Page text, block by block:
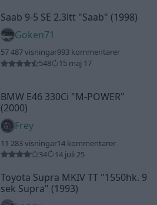
Saab 9-5 SE 2.3ltt "Saab" (1998)
Goken71
57 487 visningar993 kommentarer
548
15 maj 17
BMW E46 330Ci "M-POWER"
(2000)
Frey
11 283 visningar14 kommentarer
34
14 juli 25
Toyota Supra MKIV TT "1550hk. 9
sek Supra" (1993)